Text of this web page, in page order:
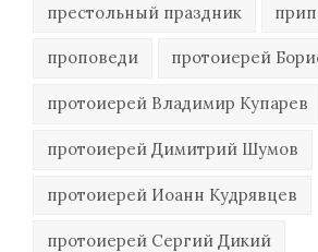
престольный праздник
проповеди протоиерей
протоиерей Владимир Купарев
протоиерей Димитрий Шумов
протоиерей Иоанн Кудрявцев
протоиерей Сергий Дикий